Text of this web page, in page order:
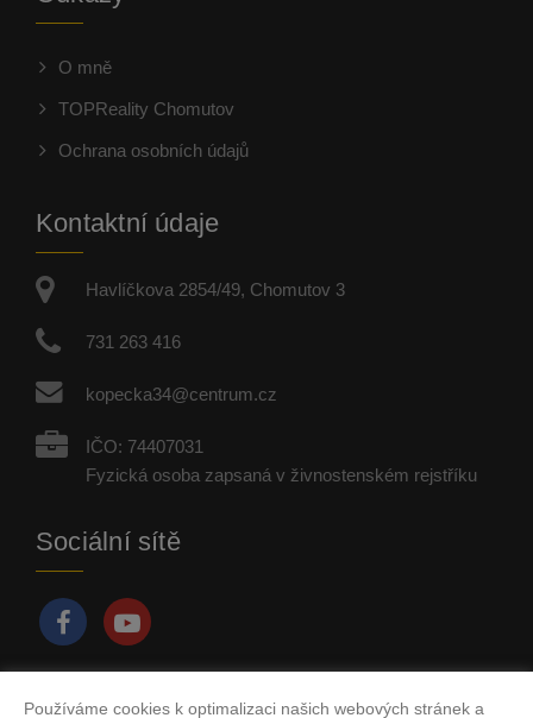
O mně
TOPReality Chomutov
Ochrana osobních údajů
Kontaktní údaje
Havlíčkova 2854/49, Chomutov 3
731 263 416
kopecka34@centrum.cz
IČO: 74407031
Fyzická osoba zapsaná v živnostenském rejstříku
Sociální sítě
Používáme cookies k optimalizaci našich webových stránek a